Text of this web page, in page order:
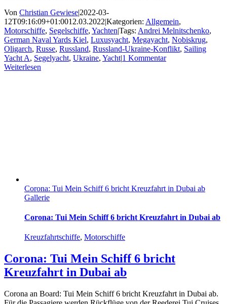
Von Christian Gewiese|2022-03-
12T09:16:09+01:0012.03.2022|Kategorien: Allgemein,
Motorschiffe, Segelschiffe, Yachten|Tags: Andrei Melnitschenko,
German Naval Yards Kiel, Luxusyacht, Megayacht, Nobiskrug,
Oligarch, Russe, Russland, Russland-Ukraine-Konflikt, Sailing
Yacht A, Segelyacht, Ukraine, Yacht|1 Kommentar
Weiterlesen
Corona: Tui Mein Schiff 6 bricht Kreuzfahrt in Dubai ab
Gallerie
Corona: Tui Mein Schiff 6 bricht Kreuzfahrt in Dubai ab
Kreuzfahrtschiffe, Motorschiffe
Corona: Tui Mein Schiff 6 bricht
Kreuzfahrt in Dubai ab
Corona an Board: Tui Mein Schiff 6 bricht Kreuzfahrt in Dubai ab.